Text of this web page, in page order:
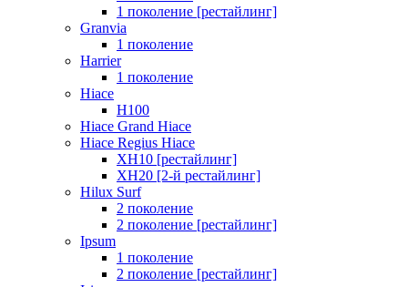
1 поколение [рестайлинг]
Granvia
1 поколение
Harrier
1 поколение
Hiace
H100
Hiace Grand Hiace
Hiace Regius Hiace
XH10 [рестайлинг]
XH20 [2-й рестайлинг]
Hilux Surf
2 поколение
2 поколение [рестайлинг]
Ipsum
1 поколение
2 поколение [рестайлинг]